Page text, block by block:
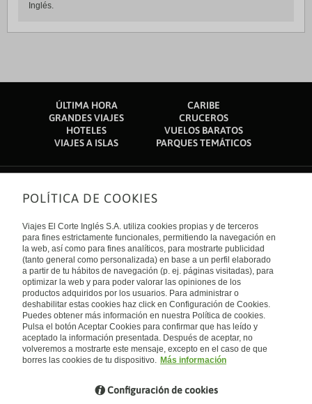
Inglés.
ÚLTIMA HORA
CARIBE
GRANDES VIAJES
CRUCEROS
HOTELES
VUELOS BARATOS
VIAJES A ISLAS
PARQUES TEMÁTICOS
Sobre nosotros
Quiénes somos
Financiación
Sostenibilidad
Turismo accesible
Tarjeta El Corte Inglés
Trabaja con nosotros
El Corte Inglés
Canal Ético
Enlaces de interés
Guías de viaje
Catálogos
Auto check-in
Condiciones Generales
Política de privacidad
Política de cookies
Accesibilidad
Empresas/ Grupos
Internacional
España
Visita nuestro blog
Blog de Viajes el Corte inglés
POLÍTICA DE COOKIES
Viajes El Corte Inglés S.A. utiliza cookies propias y de terceros
para fines estrictamente funcionales, permitiendo la navegación en
la web, así como para fines analíticos, para mostrarte publicidad
(tanto general como personalizada) en base a un perfil elaborado
a partir de tu hábitos de navegación (p. ej. páginas visitadas), para
optimizar la web y para poder valorar las opiniones de los
productos adquiridos por los usuarios. Para administrar o
deshabilitar estas cookies haz click en Configuración de Cookies.
Puedes obtener más información en nuestra Política de cookies.
Pulsa el botón Aceptar Cookies para confirmar que has leído y
aceptado la información presentada. Después de aceptar, no
volveremos a mostrarte este mensaje, excepto en el caso de que
borres las cookies de tu dispositivo. Más información
Configuración de cookies